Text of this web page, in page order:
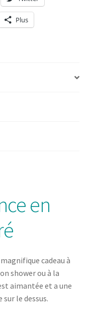
Plus
en
cadeau à
shower ou à la
aimantée et a une
le dessus.